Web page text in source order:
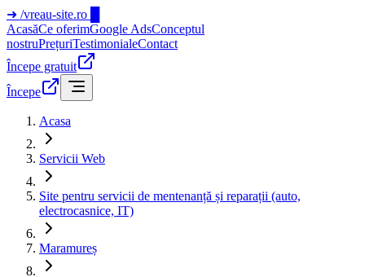
➜ /vreau-site.ro
AcasăCe oferimGoogle AdsConceptul
nostruPrețuriTestimonialeContact
Începe gratuit
Începe
Acasa
Servicii Web
Site pentru servicii de mentenanță și reparații (auto,
electrocasnice, IT)
Maramureș